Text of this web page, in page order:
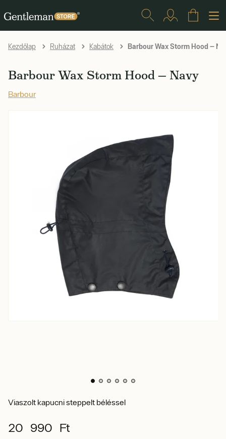
Kezdőlap Ruházat Kabátok Barbour Wax Storm Hood —
Barbour Wax Storm Hood — Navy
Barbour
Viaszolt kapucni steppelt béléssel
20 990 Ft